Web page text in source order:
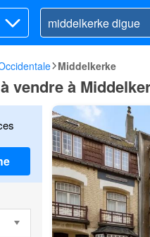
Middelkerke
vendre à